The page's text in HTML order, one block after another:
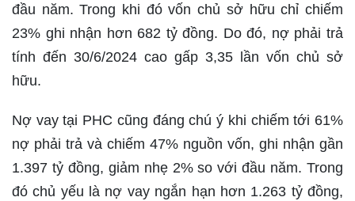
đầu năm. Trong khi đó vốn chủ sở hữu chỉ chiếm
23% ghi nhận hơn 682 tỷ đồng. Do đó, nợ phải trả
tính đến 30/6/2024 cao gấp 3,35 lần vốn chủ sở
hữu.
Nợ vay tại PHC cũng đáng chú ý khi chiếm tới 61%
nợ phải trả và chiếm 47% nguồn vốn, ghi nhận gần
1.397 tỷ đồng, giảm nhẹ 2% so với đầu năm. Trong
đó chủ yếu là nợ vay ngắn hạn hơn 1.263 tỷ đồng,